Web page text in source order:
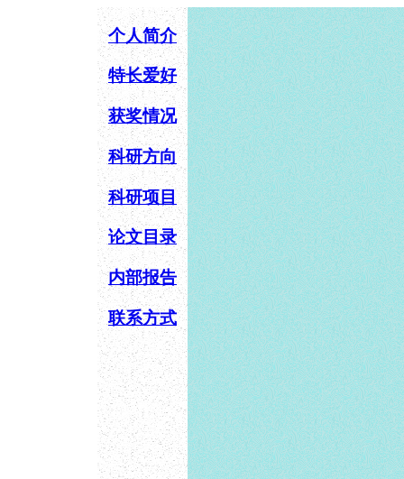
个人简介
特长爱好
获奖情况
科研方向
科研项目
论文目录
内部报告
联系方式